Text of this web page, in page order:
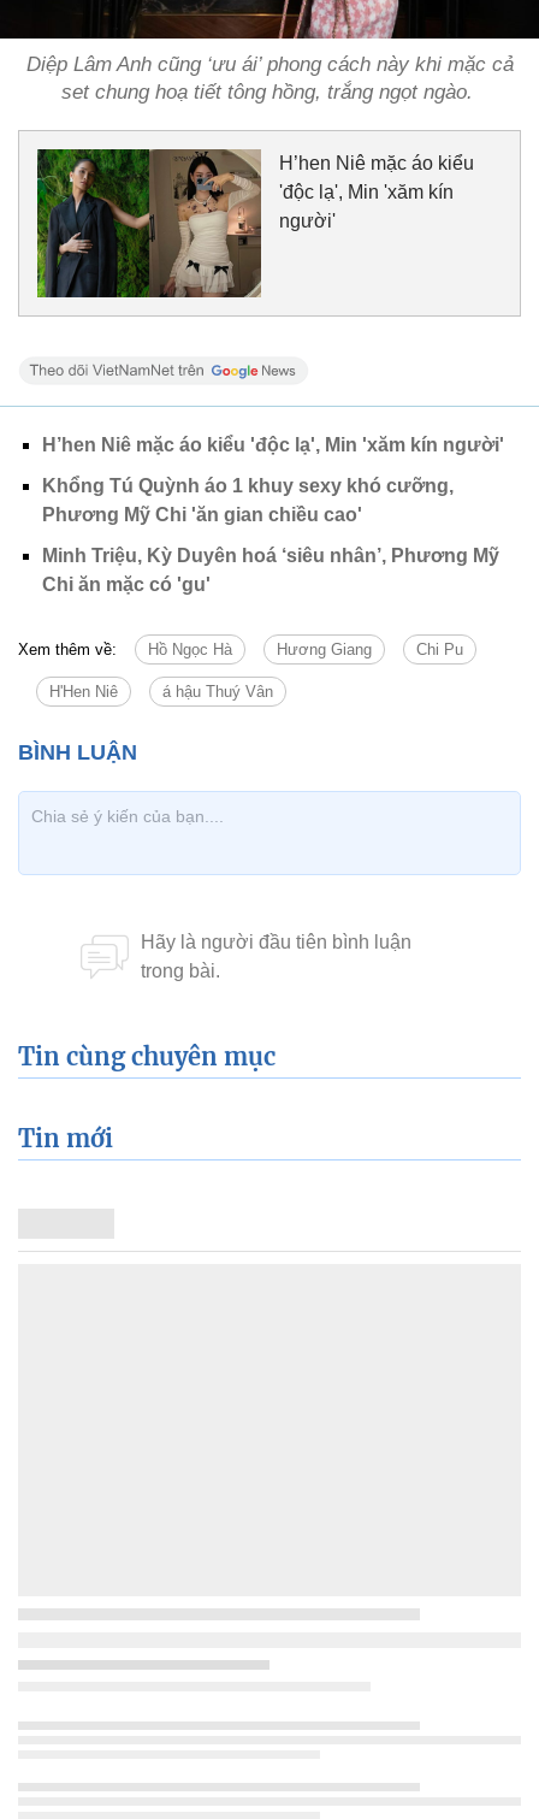
Diệp Lâm Anh cũng ‘ưu ái’ phong cách này khi mặc cả
set chung hoạ tiết tông hồng, trắng ngọt ngào.
H’hen Niê mặc áo kiểu
'độc lạ', Min 'xăm kín
người'
H’hen Niê mặc áo kiểu 'độc lạ', Min 'xăm kín người'
Khổng Tú Quỳnh áo 1 khuy sexy khó cưỡng,
Phương Mỹ Chi 'ăn gian chiều cao'
Minh Triệu, Kỳ Duyên hoá ‘siêu nhân’, Phương Mỹ
Chi ăn mặc có 'gu'
Xem thêm về: Hồ Ngọc Hà Hương Giang Chi Pu
H'Hen Niê á hậu Thuý Vân
Tin cùng chuyên mục
Tin mới